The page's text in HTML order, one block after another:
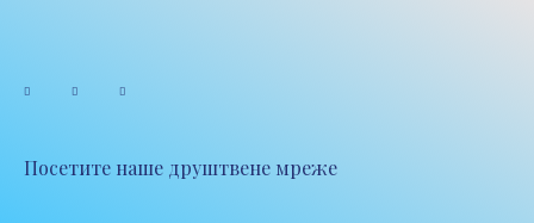
Посетите наше друштвене мреже